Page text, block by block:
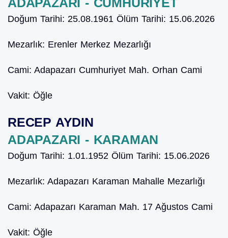
Doğum Tarihi: 25.08.1961 Ölüm Tarihi: 15.06.2026
Mezarlık: Erenler Merkez Mezarlığı
Cami: Adapazarı Cumhuriyet Mah. Orhan Cami
Vakit: Öğle
RECEP AYDIN
ADAPAZARI - KARAMAN
Doğum Tarihi: 1.01.1952 Ölüm Tarihi: 15.06.2026
Mezarlık: Adapazarı Karaman Mahalle Mezarlığı
Cami: Adapazarı Karaman Mah. 17 Ağustos Cami
Vakit: Öğle